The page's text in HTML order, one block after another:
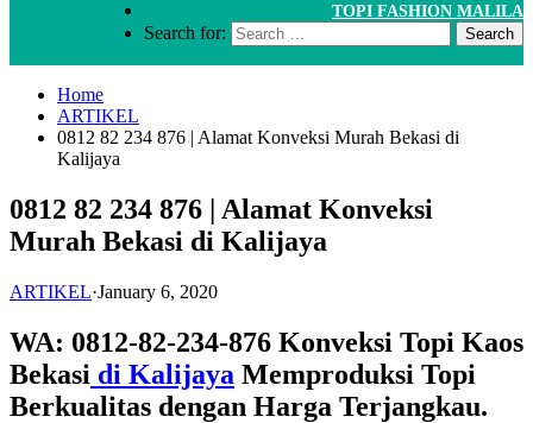
TOPI FASHION MALILA
Search for:
Home
ARTIKEL
0812 82 234 876 | Alamat Konveksi Murah Bekasi di
Kalijaya
0812 82 234 876 | Alamat Konveksi
Murah Bekasi di Kalijaya
ARTIKEL·January 6, 2020
WA: 0812-82-234-876 Konveksi Topi Kaos
Bekasi di Kalijaya Memproduksi Topi
Berkualitas dengan Harga Terjangkau.